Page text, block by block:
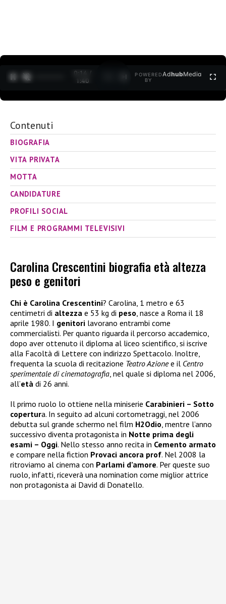
0:15 /
1:40
POWERED
BY
AdhubMedia
Contenuti
BIOGRAFIA
VITA PRIVATA
MOTTA
CANDIDATURE
PROFILI SOCIAL
FILM E PROGRAMMI TELEVISIVI
Carolina Crescentini biografia età altezza
peso e genitori
Chi è Carolina Crescentini? Carolina, 1 metro e 63
centimetri di altezza e 53 kg di peso , nasce a Roma il 18
aprile 1980. I genitori lavorano entrambi come
commercialisti. Per quanto riguarda il percorso accademico,
dopo aver ottenuto il diploma al liceo scientifico, si iscrive
alla Facoltà di Lettere con indirizzo Spettacolo. Inoltre,
frequenta la scuola di recitazione Teatro Azionee il Centro
sperimentale di cinematografia , nel quale si diploma nel 2006,
all’età di 26 anni.
Il primo ruolo lo ottiene nella miniserie Carabinieri – Sotto
copertura. In seguito ad alcuni cortometraggi, nel 2006
debutta sul grande schermo nel film H2Odio , mentre l’anno
successivo diventa protagonista in Notte prima degli
esami – Oggi. Nello stesso anno recita in Cemento armato
e compare nella fiction Provaci ancora prof. Nel 2008 la
ritroviamo al cinema con Parlami d’amore. Per queste suo
ruolo, infatti, riceverà una nomination come miglior attrice
non protagonista ai David di Donatello.